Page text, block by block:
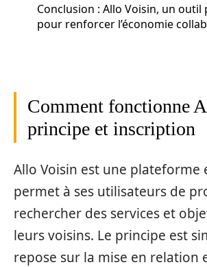
Conclusion : Allo Voisin, un outil
pour renforcer l’économie
Comment fonctionne
principe et inscription
Allo Voisin est une plateforme
permet à ses utilisateurs de
rechercher des services et
leurs voisins. Le principe est
repose sur la mise en relation